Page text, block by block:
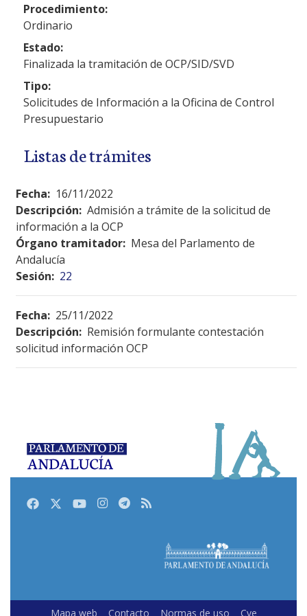
Procedimiento:
Ordinario
Estado:
Finalizada la tramitación de OCP/SID/SVD
Tipo:
Solicitudes de Información a la Oficina de Control
Presupuestario
Listas de trámites
Fecha: 16/11/2022
Descripción: Admisión a trámite de la solicitud de
información a la OCP
Órgano tramitador: Mesa del Parlamento de
Andalucía
Sesión: 22
Fecha: 25/11/2022
Descripción: Remisión formulante contestación
solicitud información OCP
FacebookTwitterYoutubeInstagram
Telegram
RSS
Mapa web Contacto Normas de uso Cve